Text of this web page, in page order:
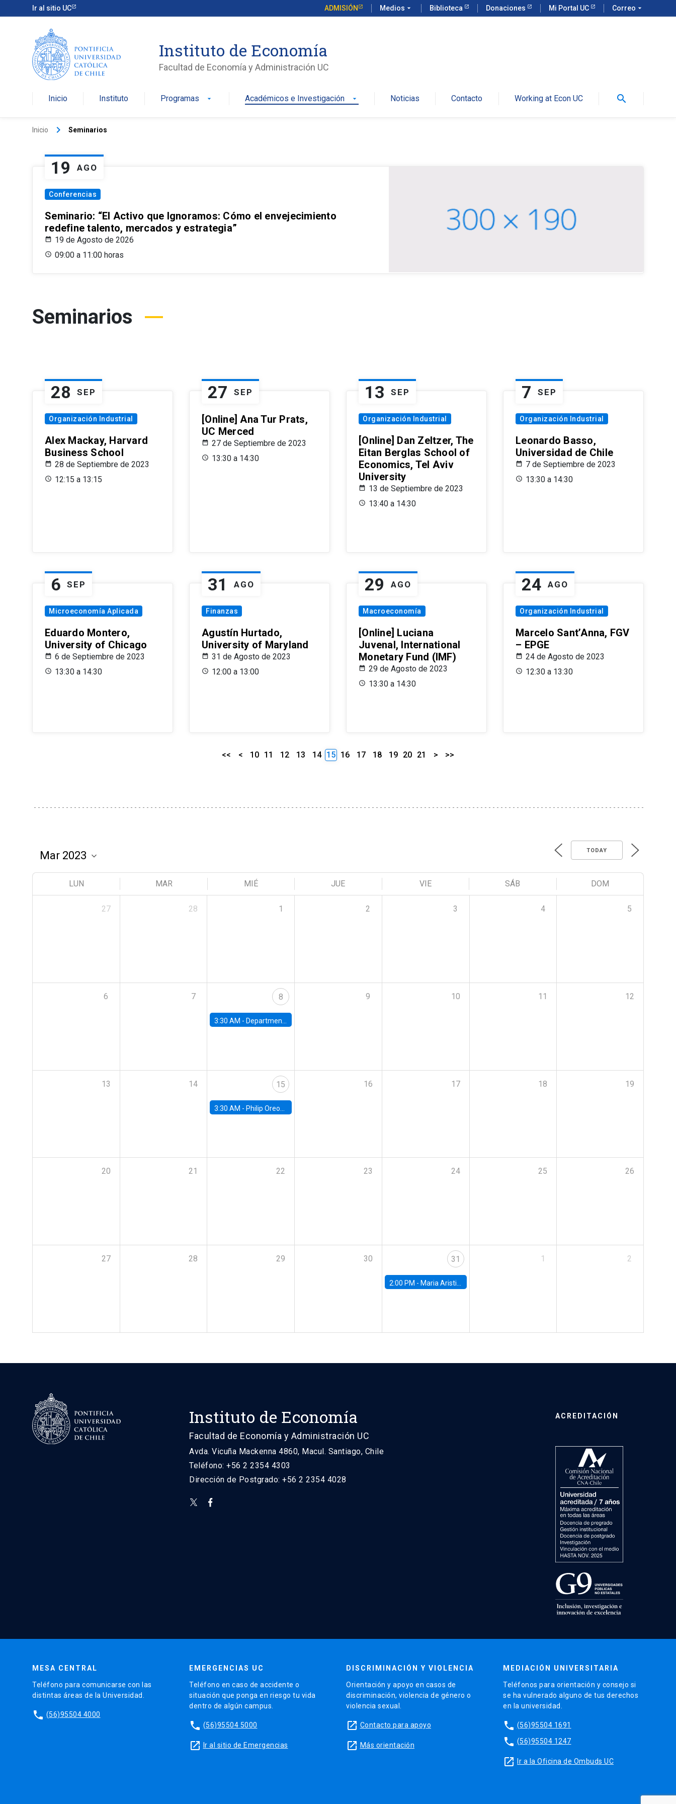
Ir al sitio UC ADMISIÓN Medios arrow_drop_down Biblioteca Donaciones Mi Portal UC Correo arrow_drop_down
Instituto de Economía
Facultad de Economía y Administración UC
Inicio Instituto Programas arrow_drop_down Académicos e Investigación arrow_drop_down Noticias Contacto Working at Econ UC search
Inicio keyboard_arrow_right Seminarios
19 AGO
Conferencias
Seminario: “El Activo que Ignoramos: Cómo el envejecimiento
redefine talento, mercados y estrategia”
19 de Agosto de 2026
09:00 a 11:00 horas
Seminarios
28 SEP
Organización Industrial
Alex Mackay, Harvard
Business School
28 de Septiembre de 2023
12:15 a 13:15
27 SEP
[Online] Ana Tur Prats,
UC Merced
27 de Septiembre de 2023
13:30 a 14:30
13 SEP
Organización Industrial
[Online] Dan Zeltzer, The
Eitan Berglas School of
Economics, Tel Aviv
University
13 de Septiembre de 2023
13:40 a 14:30
7 SEP
Organización Industrial
Leonardo Basso,
Universidad de Chile
7 de Septiembre de 2023
13:30 a 14:30
6 SEP
Microeconomía Aplicada
Eduardo Montero,
University of Chicago
6 de Septiembre de 2023
13:30 a 14:30
31 AGO
Finanzas
Agustín Hurtado,
University of Maryland
31 de Agosto de 2023
12:00 a 13:00
29 AGO
Macroeconomía
[Online] Luciana
Juvenal, International
Monetary Fund (IMF)
29 de Agosto de 2023
13:30 a 14:30
24 AGO
Organización Industrial
Marcelo Sant’Anna, FGV
– EPGE
24 de Agosto de 2023
12:30 a 13:30
<< < 10 11 12 13 14 15 16 17 18 19 20 21 > >>
TODAY
LUN MAR MIÉ JUE VIE SÁB DOM
27 28 1 2 3 4 5
6 7 8
3:30 AM - Department Seminar: James Robinson
9 10 11 12
13 14 15
3:30 AM - Philip Oreopolous, University of Toronto
16 17 18 19
20 21 22 23 24 25 26
27 28 29 30 31
2:00 PM - Maria Aristizabal-Ramirez, FED Board
1 2
Instituto de Economía
Facultad de Economía y Administración UC
Avda. Vicuña Mackenna 4860, Macul. Santiago, Chile
Teléfono: +56 2 2354 4303
Dirección de Postgrado: +56 2 2354 4028
ACREDITACIÓN
MESA CENTRAL
Teléfono para comunicarse con las
distintas áreas de la Universidad.
phone (56)95504 4000
EMERGENCIAS UC
Teléfono en caso de accidente o
situación que ponga en riesgo tu vida
dentro de algún campus.
phone (56)95504 5000
launch Ir al sitio de Emergencias
DISCRIMINACIÓN Y VIOLENCIA
Orientación y apoyo en casos de
discriminación, violencia de género o
violencia sexual.
launch Contacto para apoyo
launch Más orientación
MEDIACIÓN UNIVERSITARIA
Teléfonos para orientación y consejo si
se ha vulnerado alguno de tus derechos
en la universidad.
phone (56)95504 1691
phone (56)95504 1247
launch Ir a la Oficina de Ombuds UC